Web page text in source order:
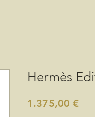
Hermès
1.375,00 €Preis